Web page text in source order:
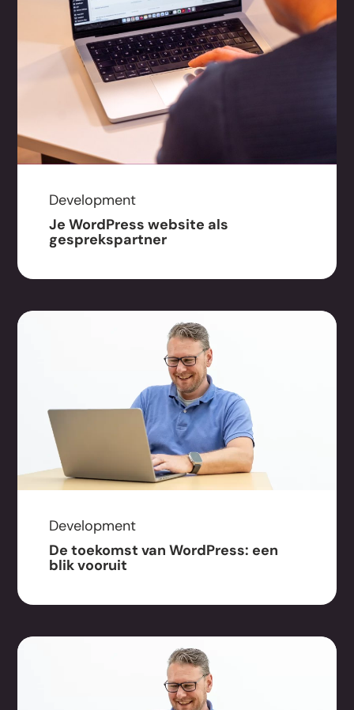
Development
Je WordPress website als
gesprekspartner
Development
De toekomst van WordPress: een
blik vooruit